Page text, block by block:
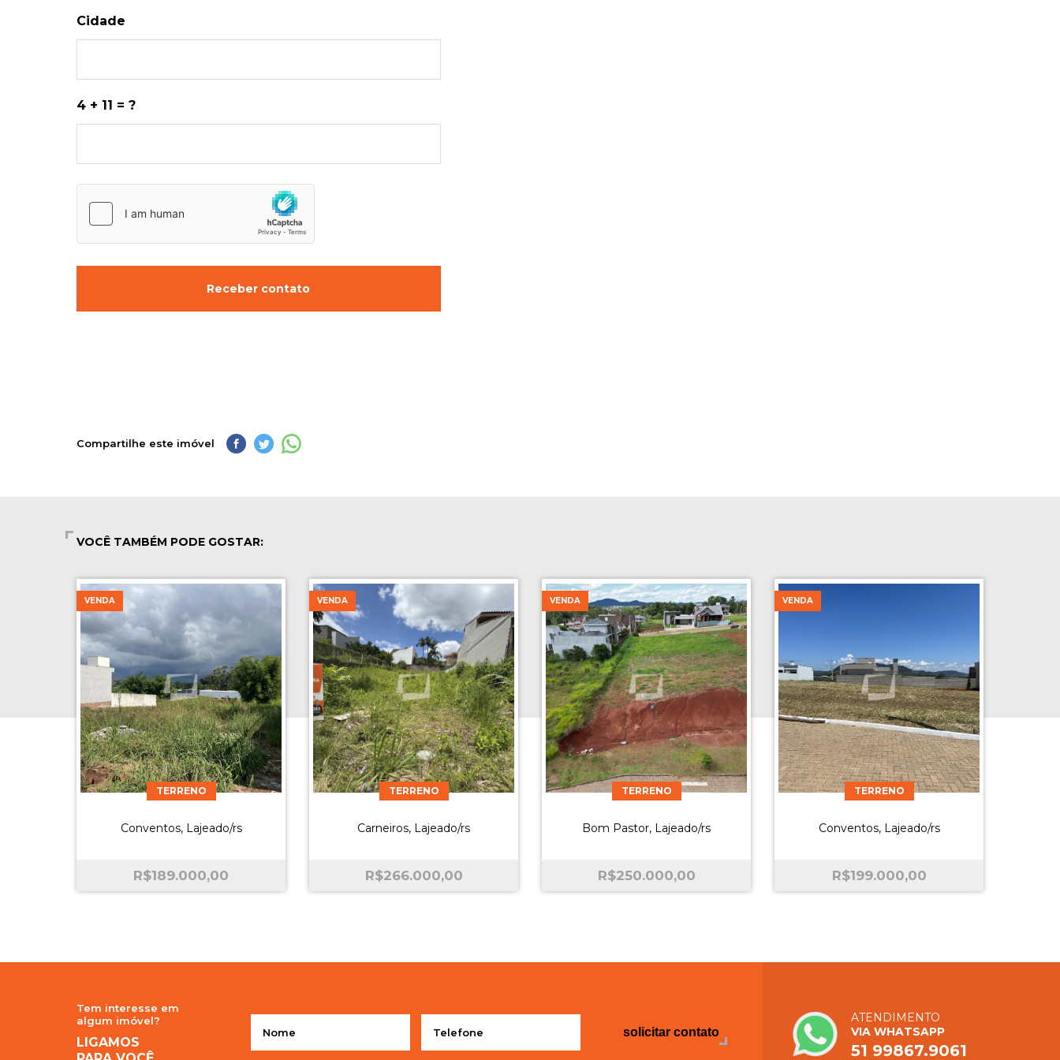
Cidade
4 + 11 = ?
Receber contato
Compartilhe este imóvel
VOCÊ TAMBÉM PODE GOSTAR:
VENDA
TERRENO
Conventos, Lajeado/rs
R$189.000,00
VENDA
TERRENO
Carneiros, Lajeado/rs
R$266.000,00
VENDA
TERRENO
Bom Pastor, Lajeado/rs
R$250.000,00
VENDA
TERRENO
Conventos, Lajeado/rs
R$199.000,00
Tem interesse em
algum imóvel?
LIGAMOS
solicitar contato
ATENDIMENTO
VIA WHATSAPP
51 99867.9061